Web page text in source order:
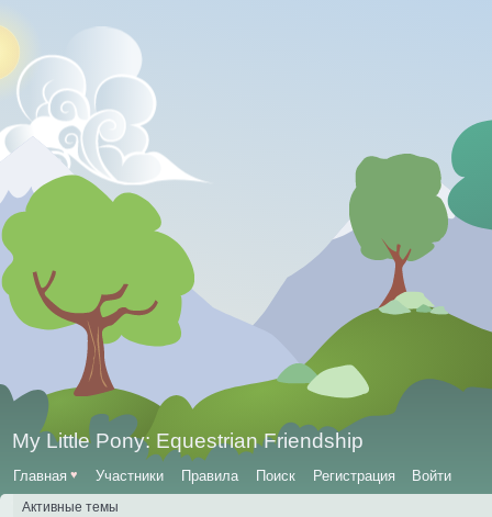
My Little Pony: Equestrian Friendship
Главная ♥ Участники Правила Поиск Регистрация Войти
Активные темы